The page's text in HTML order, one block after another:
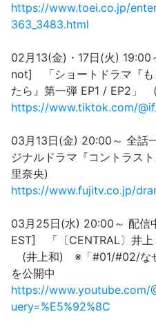
https://www.toei.co.jp/
363_3483.html
02月13(金)・17日(火)
not] 「ショートドラマ『も
たら』第一弾 EP1 / EP2」
https://www.tiktok.com/
03月13日(金) 20:00～ 全
ジナルドラマ『コントラス
里奈央)
https://www.fujitv.co.jp/
03月25日(水) 20:00～ 配信
EST] 「〔CENTRAL〕井上
(井上和) ※「#01/#02/なぜ
を公開中
https://www.youtube.com/
uery=%E5%92%8C